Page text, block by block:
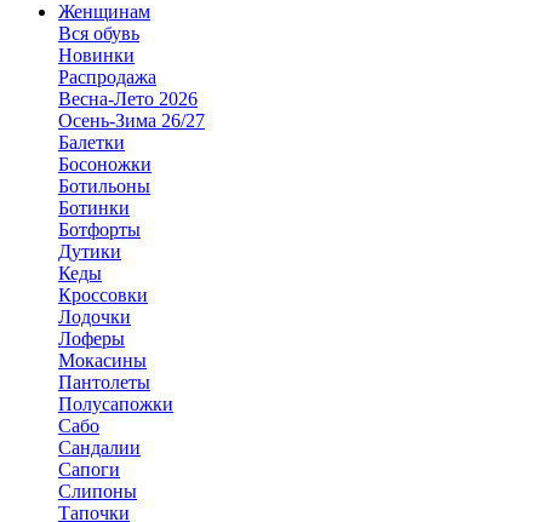
Женщинам
Вся обувь
Новинки
Распродажа
Весна-Лето 2026
Осень-Зима 26/27
Балетки
Босоножки
Ботильоны
Ботинки
Ботфорты
Дутики
Кеды
Кроссовки
Лодочки
Лоферы
Мокасины
Пантолеты
Полусапожки
Сабо
Сандалии
Сапоги
Слипоны
Тапочки